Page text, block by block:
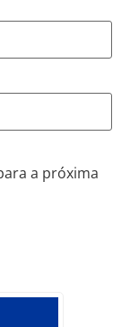
a próxima